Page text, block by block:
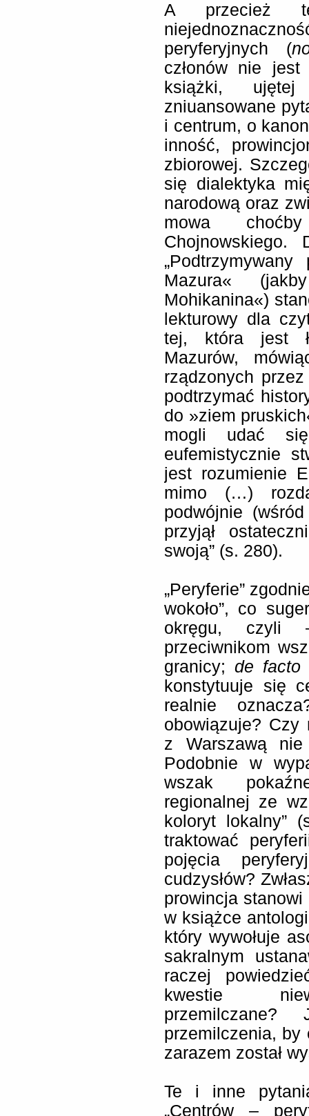
A przecież
peryferyjnych (
członów nie jest
książki,
zniuansowane
i centrum, o
inność,
zbiorowej.
się dialektyka
narodową oraz
mowa
Chojnowskiego.
Mazura«
Mohikanina«)
lekturowy dla
tej, która jest
Mazurów,
rządzonych
podtrzymać
do »ziem
mogli udać
eufemistycznie
jest rozumienie
mimo (…)
podwójnie
przyjął
swoją” (s. 280).
„Peryferie”
wokoło”, co
okręgu, czyli
przeciwnikom
granicy; de facto
konstytuuje się
realnie
obowiązuje? Czy
z Warszawą nie
Podobnie w
wszak
regionalnej ze
koloryt lokalny”
traktować
pojęcia
cudzysłów?
prowincja stanowi
w książce
który wywołuje
sakralnym
raczej
kwestie
przemilczenia, by
zarazem został
Te i inne
„Centrów –